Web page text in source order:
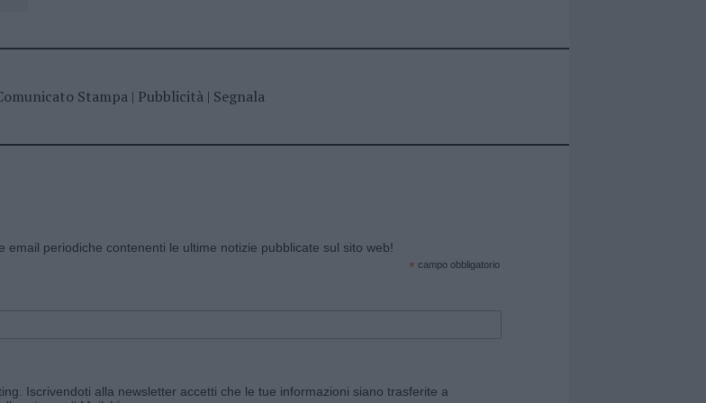
Stampa| Pubblicità| Segnala
periodiche contenenti le ultime notizie pubblicate sul sito web!
* campo obbligatorio
Iscrivendoti alla newsletter accetti che le tue informazioni siano trasferite a